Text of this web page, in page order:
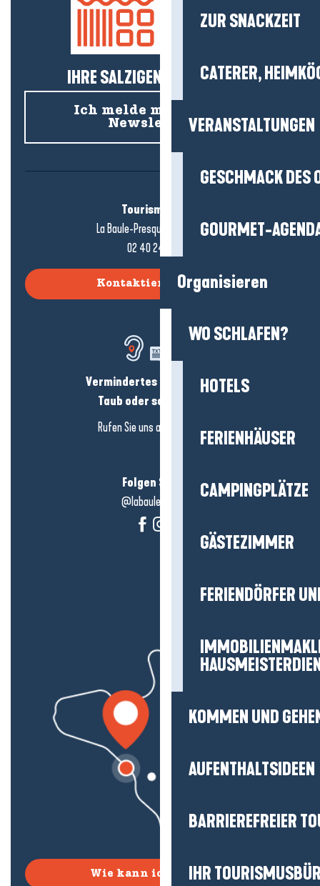
ZUR SNACKZEIT
CATERER,
VERANSTALTUNGEN
GESCHMACK DES
GOURMET-
Organisieren
WO SCHLAFEN?
HOTELS
FERIENHÄUSER
CAMPINGPLÄTZE
GÄSTEZIMMER
FERIENDÖRFER
KOMMEN UND
AUFENTHALTSIDEEN
BARRIEREFREIER
IHR
IHRE SALZIGEN NEUIGKEITEN!
Ich melde mich für den
Newsletter an
Tourismusbüro
La Baule-Presqu'île de Guérande
02 40 24 34 44
Kontaktieren Sie uns
Vermindertes Hörvermögen?
Taub oder schwerhörig?
Rufen Sie uns an in
hier klicken
Folgen Sie uns!
@labauleguérande
Wie kann ich kommen?